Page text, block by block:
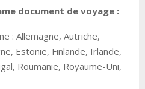
document de voyage :
: Allemagne, Autriche,
Estonie, Finlande, Irlande,
Roumanie, Royaume-Uni,